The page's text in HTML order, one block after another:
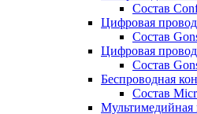
Состав
Цифровая
Состав
Цифровая
Состав
Беспроводная
Состав
Мультимедийная